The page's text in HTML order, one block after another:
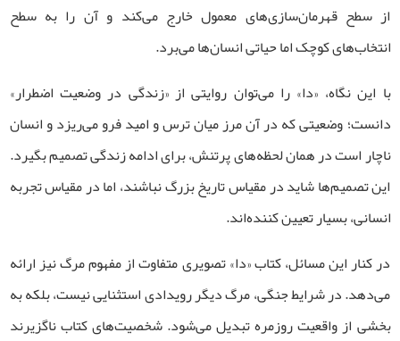
از سطح قهرمان‌سازی‌های معمول خارج می‌کند و آن را به سطح
انتخاب‌های کوچک اما حیاتی انسان‌ها می‌برد.
با این نگاه، «دا» را می‌توان روایتی از «زندگی در وضعیت اضطرار»
دانست؛ وضعیتی که در آن مرز میان ترس و امید فرو می‌ریزد و انسان
ناچار است در همان لحظه‌های پرتنش، برای ادامه زندگی تصمیم بگیرد.
این تصمیم‌ها شاید در مقیاس تاریخ بزرگ نباشند، اما در مقیاس تجربه
انسانی، بسیار تعیین‌ کننده‌اند.
در کنار این مسائل، کتاب «دا» تصویری متفاوت از مفهوم مرگ نیز ارائه
می‌دهد. در شرایط جنگی، مرگ دیگر رویدادی استثنایی نیست، بلکه به
بخشی از واقعیت روزمره تبدیل می‌شود. شخصیت‌های کتاب ناگزیرند